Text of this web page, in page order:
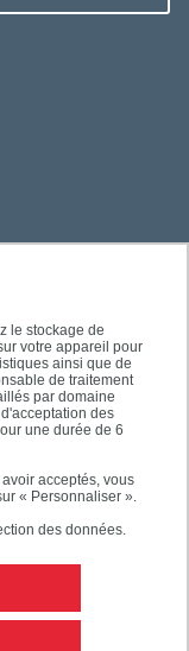
le stockage de
votre appareil pour
ainsi que de
de traitement
par domaine
des
une durée de 6
acceptés, vous
« Personnaliser ».
des données.